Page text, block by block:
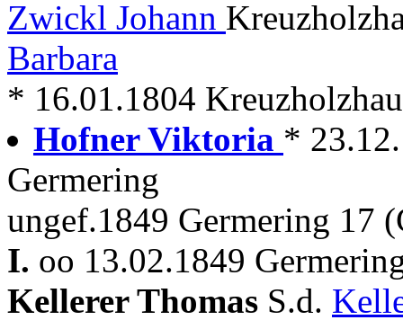
Zwickl Johann
Barbara
* 16.01.1804
Hofner Viktoria *
Germering
ungef.1849 Germering 17
I. oo 13.02.1849
Kellerer Thomas S.d.